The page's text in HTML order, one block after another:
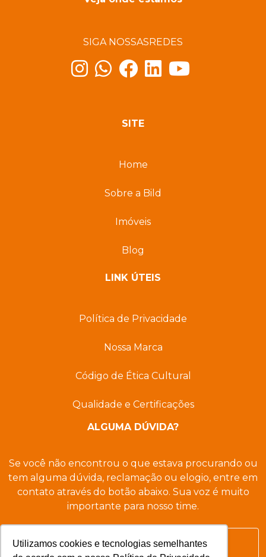
Utilizamos cookies e tecnologias semelhantes
SIGA NOSSASREDES
SITE
Home
Sobre a Bild
Imóveis
Blog
LINK ÚTEIS
Política de Privacidade
Nossa Marca
Código de Ética Cultural
Qualidade e Certificações
ALGUMA DÚVIDA?
Se você não encontrou o que estava procurando ou
tem alguma dúvida, reclamação ou elogio, entre em
contato através do botão abaixo. Sua voz é muito
importante para nosso time.
Entre em contato agora